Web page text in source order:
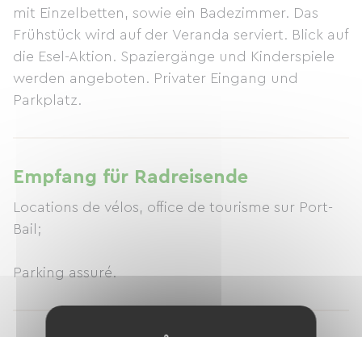
mit Einzelbetten, sowie ein Badezimmer. Das
Frühstück wird auf der Veranda serviert. Blick auf
die Esel-Aktion. Spaziergänge und Kinderspiele
werden angeboten. Privater Eingang und
Parkplatz.
Empfang für Radreisende
Locations de vélos, office de tourisme sur Port-
Bail;
Parking assuré.